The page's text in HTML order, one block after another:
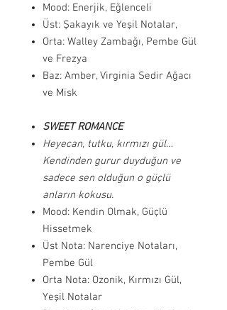
Mood: Enerjik, Eğlenceli
Üst: Şakayık ve Yeşil Notalar,
Orta: Walley Zambağı, Pembe Gül
ve Frezya
Baz: Amber, Virginia Sedir Ağacı
ve Misk
SWEET ROMANCE
Heyecan, tutku, kırmızı gül…
Kendinden gurur duyduğun ve
sadece sen olduğun o güçlü
anların kokusu.
Mood: Kendin Olmak, Güçlü
Hissetmek
Üst Nota: Narenciye Notaları,
Pembe Gül
Orta Nota: Ozonik, Kırmızı Gül,
Yeşil Notalar